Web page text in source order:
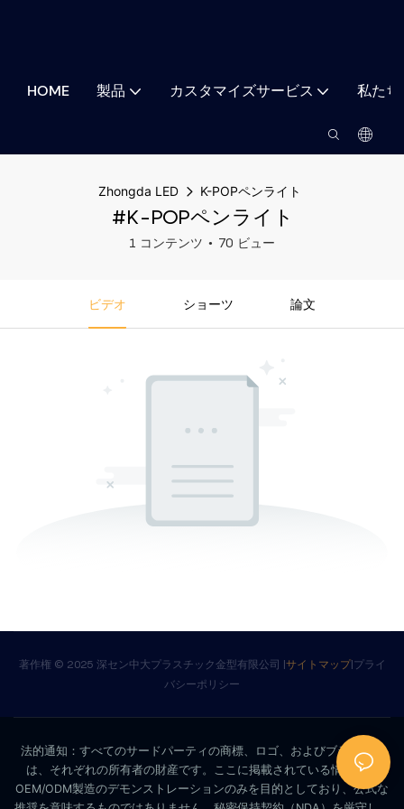
HOME 製品 カスタマイズサービス 私た
Zhongda LED K-POPペンライト
#K-POPペンライト
1 コンテンツ 70 ビュー
ビデオ ショーツ 論文
著作権 © 2025 深セン中大プラスチック金型有限公司 |サイトマップ|プライ
バシーポリシー
法的通知：すべてのサードパーティの商標、ロゴ、およびブランド名
は、それぞれの所有者の財産です。ここに掲載されている情報は、
OEM/ODM製造のデモンストレーションのみを目的としており、公式な